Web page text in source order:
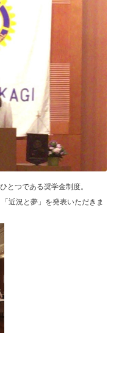
とつである奨学金制度。
近況と夢」を発表いただきま